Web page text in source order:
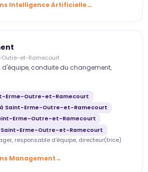
Intelligence Artificielle
et-Ramecourt
d'équipe, conduite du changement,
Erme-Outre-et-Ramecourt
Saint-Erme-Outre-et-Ramecourt
Erme-Outre-et-Ramecourt
Saint-Erme-Outre-et-Ramecourt
responsable d'équipe, directeur(trice)
Management